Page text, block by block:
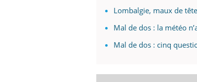
Lombalgie, maux de
Mal de dos : la météo
Mal de dos : cinq